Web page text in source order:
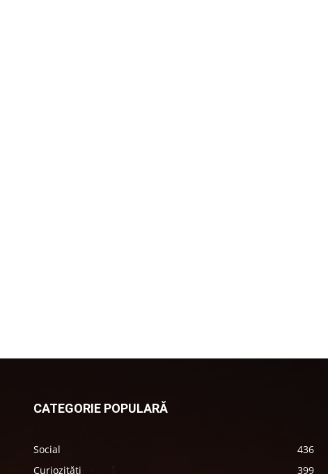
CATEGORIE POPULARĂ
Social
436
Curiozități
399